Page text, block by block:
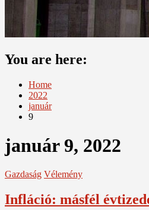
You are here:
Home
2022
január
9
január 9, 2022
Gazdaság Vélemény
Infláció: másfél